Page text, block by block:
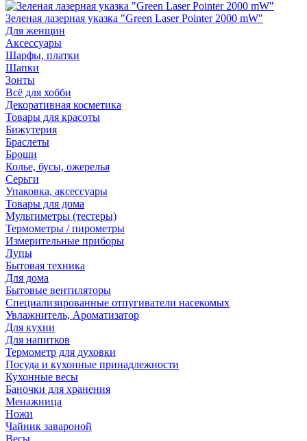
Зеленая лазерная указка "Green Laser Pointer 2000 mW"
Для женщин
Аксессуары
Шарфы, платки
Шапки
Зонты
Всё для хобби
Декоративная косметика
Товары для красоты
Бижутерия
Браслеты
Броши
Колье, бусы, ожерелья
Серьги
Упаковка, аксессуары
Товары для дома
Мультиметры (тестеры)
Термометры / пирометры
Измерительные приборы
Лупы
Бытовая техника
Для дома
Бытовые вентиляторы
Специализированные отпугиватели насекомых
Увлажнитель, Ароматизатор
Для кухни
Для напитков
Термометр для духовки
Посуда и кухонные принадлежности
Кухонные весы
Баночки для хранения
Менажница
Ножи
Чайник завароной
Весы